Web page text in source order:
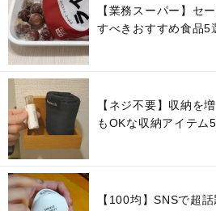
【業務スーパー】セ
すべきおすすめ食品5
【ネジ不要】収納を
もOKな収納アイテム
【100均】SNSで超